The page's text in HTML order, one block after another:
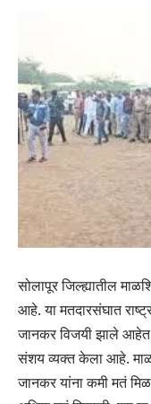
सोलापूर जिल्ह्यातील
आहे. या मतदारसंघात
जानकर विजयी झाले आहेत.
संशय व्यक्त केला आहे.
जानकर यांना कमी मतं